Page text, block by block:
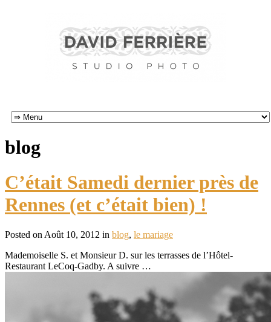
blog
C’était Samedi dernier près de
Rennes (et c’était bien) !
Posted on Août 10, 2012 in blog, le mariage
Mademoiselle S. et Monsieur D. sur les terrasses de l’Hôtel-
Restaurant LeCoq-Gadby. A suivre …